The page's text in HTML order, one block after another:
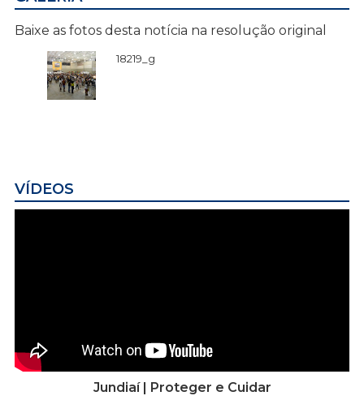
Baixe as fotos desta notícia na resolução original
18219_g
VÍDEOS
Jundiaí | Proteger e Cuidar